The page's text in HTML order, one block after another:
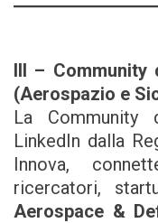
III – Community
(Aerospazio e
La Community
LinkedIn dalla
Innova,
ricercatori,
Aerospace &